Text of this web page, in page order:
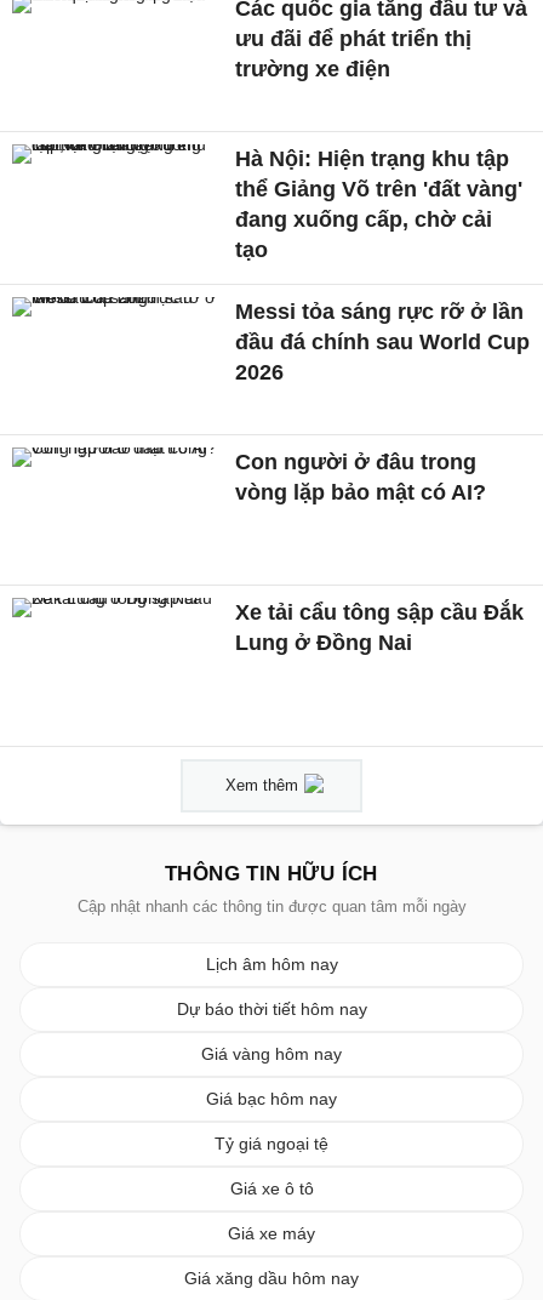
Các quốc gia tăng đầu tư và
ưu đãi để phát triển thị
trường xe điện
Hà Nội: Hiện trạng khu tập
thể Giảng Võ trên 'đất vàng'
đang xuống cấp, chờ cải
tạo
Messi tỏa sáng rực rỡ ở lần
đầu đá chính sau World Cup
2026
Con người ở đâu trong
vòng lặp bảo mật có AI?
Xe tải cẩu tông sập cầu Đắk
Lung ở Đồng Nai
Xem thêm
THÔNG TIN HỮU ÍCH
Cập nhật nhanh các thông tin được quan tâm mỗi ngày
Lịch âm hôm nay
Dự báo thời tiết hôm nay
Giá vàng hôm nay
Giá bạc hôm nay
Tỷ giá ngoại tệ
Giá xe ô tô
Giá xe máy
Giá xăng dầu hôm nay